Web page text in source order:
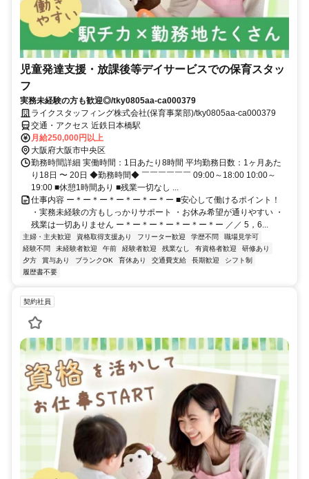
児童発達支援・放課後等デイサービスでの保育スタッ
フ
実務未経験の方も歓迎◎/tky0805aa-ca000379
ライクスタッフィング株式会社(保育事業部)/tky0805aa-ca000379
交通・アクセス 近鉄日本橋駅
月給250,000円以上
大阪府大阪市中央区
勤務時間詳細 実働時間：1日あたり8時間 平均勤務日数：1ヶ月あた
り18日 〜 20日 ◆勤務時間◆ ￣￣￣￣￣￣ 09:00～18:00 10:00～
19:00 ■休憩1時間あり ■残業一切なし ...
仕事内容 ー＊ー＊ー＊ー＊ー＊ー＊ー ■安心して働けるポイント！
・実務未経験の方もしっかりサポート ・お休み希望が通りやすい ・
残業は一切ありません ー＊ー＊ー＊ー＊ー＊ー＊ー ／／ 5，6...
主婦・主夫歓迎 資格取得支援あり フリーター歓迎 学歴不問
職場見学可
経験不問
未経験者歓迎 午前 経験者歓迎 残業なし 有資格者歓迎
研修あり
夕方
賞与あり ブランクOK 育休あり 交通費支給 長期歓迎
シフト制
履歴書不要
契約社員